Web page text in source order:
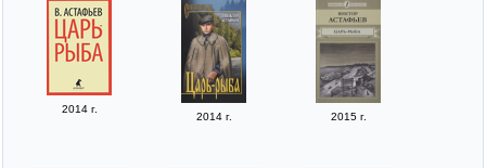
2014 г.
2014 г. 2015 г.